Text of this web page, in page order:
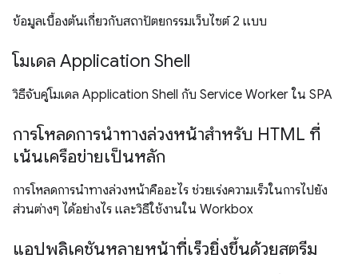
ข้อมูลเบื้องต้นเกี่ยวกับสถาปัตยกรรมเว็บไซต์ 2 แบบ
โมเดล Application Shell
วิธีจับคู่โมเดล Application Shell กับ Service Worker ใน SPA
การโหลดการนำทางล่วงหน้าสำหรับ HTML ที่
เน้นเครือข่ายเป็นหลัก
การโหลดการนำทางล่วงหน้าคืออะไร ช่วยเร่งความเร็วในการไปยัง
ส่วนต่างๆ ได้อย่างไร และวิธีใช้งานใน Workbox
แอปพลิเคชันหลายหน้าที่เร็วยิ่งขึ้นด้วยสตรีม